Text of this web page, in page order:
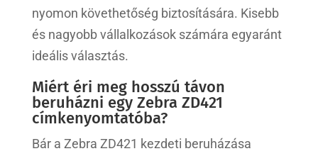
nyomon követhetőség biztosítására. Kisebb
és nagyobb vállalkozások számára egyaránt
ideális választás.
Miért éri meg hosszú távon
beruházni egy Zebra ZD421
címkenyomtatóba?
Bár a Zebra ZD421 kezdeti beruházása